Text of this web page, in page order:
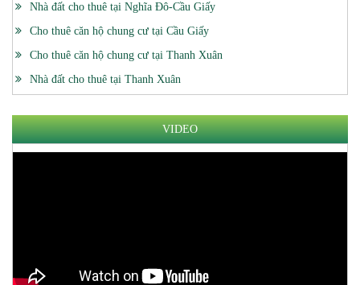
Nhà đất cho thuê tại Nghĩa Đô-Cầu Giấy
Cho thuê căn hộ chung cư tại Cầu Giấy
Cho thuê căn hộ chung cư tại Thanh Xuân
Nhà đất cho thuê tại Thanh Xuân
VIDEO